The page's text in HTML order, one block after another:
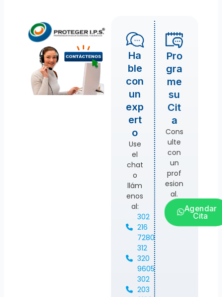
Ha
ble
con
un
exp
ert
o
Use
el
chat
o
llám
enos
al:
302
216
7280
312
320
9605
302
203
Pro
gra
me
su
Cit
a
Cons
ulte
con
un
prof
esion
al.
Agendar
Cita